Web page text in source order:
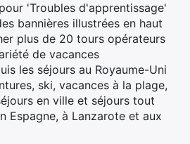
'Troubles d'apprentissage'
bannières illustrées en haut
plus de 20 tours opérateurs
de vacances
les séjours au Royaume-Uni
ski, vacances à la plage,
en ville et séjours tout
Espagne, à Lanzarote et aux